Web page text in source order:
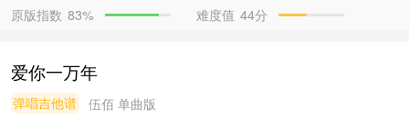
原版指数 83% 难度值 44分
爱你一万年
弹唱吉他谱 伍佰 单曲版